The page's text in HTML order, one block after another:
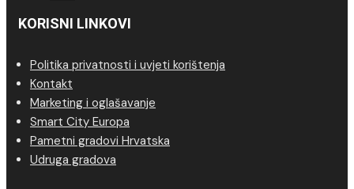
KORISNI LINKOVI
Politika privatnosti i uvjeti korištenja
Kontakt
Marketing i oglašavanje
Smart City Europa
Pametni gradovi Hrvatska
Udruga gradova